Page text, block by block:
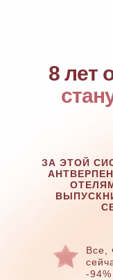
8 лет
ЗА ЭТОЙ
Все,
-94%